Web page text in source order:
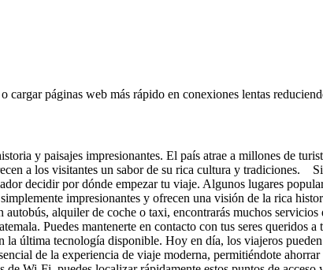
páginas web más rápido en conexiones lentas
y paisajes impresionantes. El país atrae a millones de
a los visitantes un sabor de su rica cultura y tradiciones. Si
decidir por dónde empezar tu viaje. Algunos lugares
impresionantes y ofrecen una visión de la rica
alquiler de coche o taxi, encontrarás muchos
Puedes mantenerte en contacto con tus seres queridos
última tecnología disponible. Hoy en día, los viajeros
de la experiencia de viaje moderna, permitiéndote